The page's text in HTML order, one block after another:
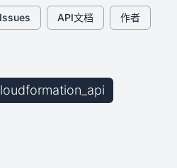
Issues API文档 作者